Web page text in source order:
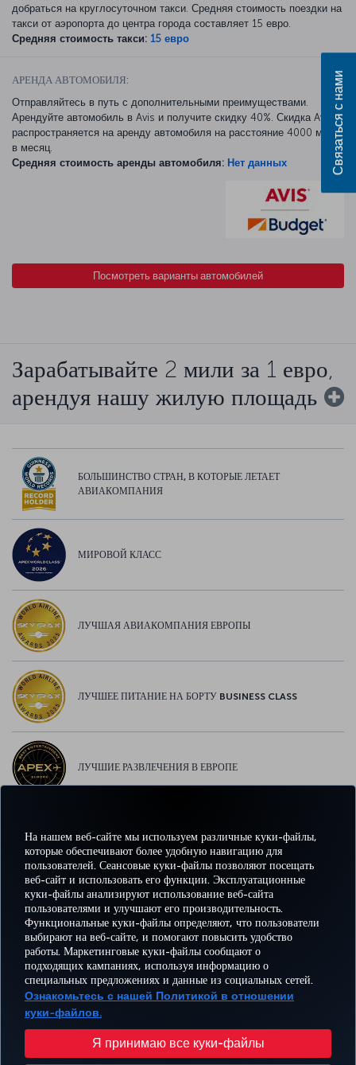
На нашем веб-сайте мы используем различные куки-файлы,
которые обеспечивают более удобную навигацию для
пользователей. Сеансовые куки-файлы позволяют посещать
веб-сайт и использовать его функции. Эксплуатационные
куки-файлы анализируют использование веб-сайта
пользователями и улучшают его производительность.
Функциональные куки-файлы определяют, что пользователи
выбирают на веб-сайте, и помогают повысить удобство
работы. Маркетинговые куки-файлы сообщают о
подходящих кампаниях, используя информацию о
специальных предложениях и данные из социальных сетей.
Ознакомьтесь с нашей Политикой в отношении
куки-файлов.
Я принимаю все куки-файлы
добраться на круглосуточном такси. Средняя стоимость поездки на
такси от аэропорта до центра города составляет 15 евро.
Средняя стоимость такси: 15 евро
АРЕНДА АВТОМОБИЛЯ:
Отправляйтесь в путь с дополнительными преимуществами.
Арендуйте автомобиль в Avis и получите скидку 40%. Скидка Avis
распространяется на аренду автомобиля на расстояние 4000 миль
в месяц.
Средняя стоимость аренды автомобиля: Нет данных
Посмотреть варианты автомобилей
Зарабатывайте 2 мили за 1 евро,
арендуя нашу жилую площадь
БОЛЬШИНСТВО СТРАН, В КОТОРЫЕ ЛЕТАЕТ
АВИАКОМПАНИЯ
МИРОВОЙ КЛАСС
ЛУЧШАЯ АВИАКОМПАНИЯ ЕВРОПЫ
ЛУЧШЕЕ ПИТАНИЕ НА БОРТУ BUSINESS CLASS
ЛУЧШИЕ РАЗВЛЕЧЕНИЯ В ЕВРОПЕ
ЛУЧШИЙ WI-FI В ЕВРОПЕ
Facebook
TwitterInstagram
YouTubeLinkedIn
TikTokБлогPinterest
БРОНИРУЙТЕ И
УПРАВЛЯЙТЕ
БРОНИРОВАНИЕМ
ВПЕЧАТЛЕНИЕ
ПРЕДЛОЖЕНИЯ
И
НАПРАВЛЕНИЯ
Правовое уведомление
Изменить настройки куки-файлов План обслуживания клиента Министерства транспорта США
Связаться с нами